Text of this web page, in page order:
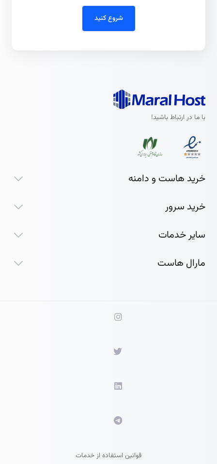
شروع کنید
با ما در ارتباط باشید!
خرید هاست و دامنه
خرید سرور
سایر خدمات
مارال هاست
قوانین استفاده از خدمات